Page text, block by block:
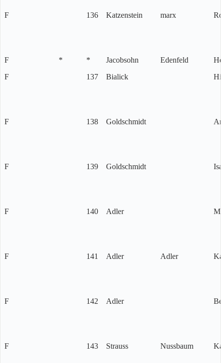
F 136 Katzenstein marx
F * * Jacobsohn Edenfeld
F
137 Bialick
F 138 Goldschmidt
F 139 Goldschmidt
F 140 Adler
F 141 Adler Adler
F 142 Adler
F 143 Strauss Nussbaum